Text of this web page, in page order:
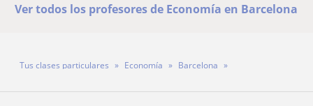
Ver todos los profesores de Economía en Barcelona
Tus clases particulares Economía
Barcelona